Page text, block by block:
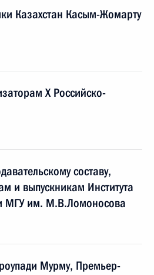
Казахстан Касым-Жомарту
Х Российско-
составу,
и выпускникам Института
МГУ им. М.В.Ломоносова
Мурму, Премьер-